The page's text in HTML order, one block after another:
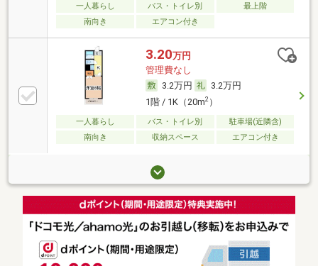
一人暮らし バス・トイレ別
最上階
南向き
エアコン付き
3.20万円
管理費なし
3.2万円
3.2万円
1階 / 1K（20m2）
一人暮らし バス・トイレ別
駐車場(近隣含)
南向き
収納スペース エアコン付き